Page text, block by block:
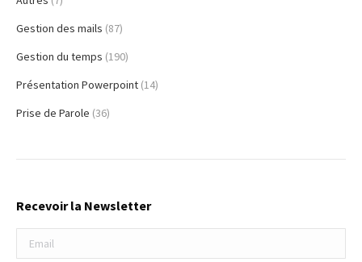
Gestion des mails (87)
Gestion du temps (190)
Présentation Powerpoint (14)
Prise de Parole (36)
Recevoir la Newsletter